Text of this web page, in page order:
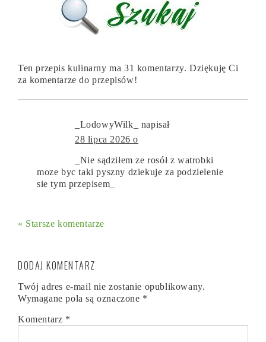
Ten przepis kulinarny ma 31 komentarzy. Dziękuję Ci
za komentarze do przepisów!
_LodowyWilk_
napisał
28 lipca 2026 o
_Nie sądziłem ze rosół z watrobki
moze byc taki pyszny dziekuje za podzielenie
sie tym przepisem_
« Starsze komentarze
DODAJ KOMENTARZ
Twój adres e-mail nie zostanie opublikowany.
Wymagane pola są oznaczone *
Komentarz *